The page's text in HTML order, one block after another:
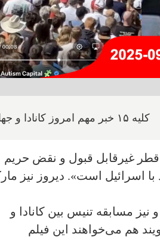
کلیه ۱۵ خبر مهم امروز کانادا و جهان
قطر غیرقابل قبول و نقض حریم
اسرائیل است». دیروز نیز
اسرائیلی از حمله ۹ اکتبر حماس و نیز مسابقه تنیس بین کانادا و
هم می‌خواهند این فیلم